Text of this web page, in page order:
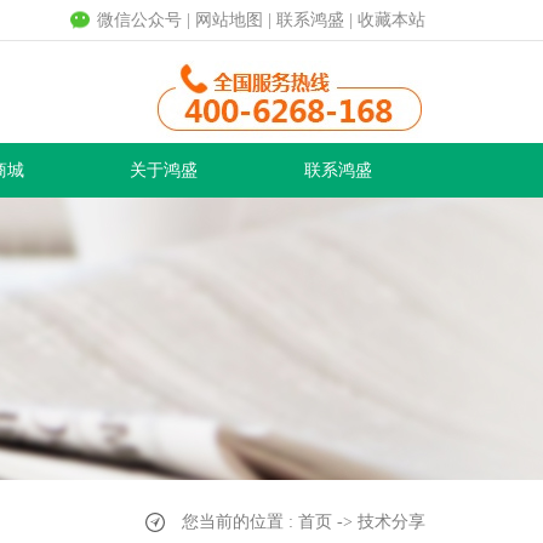
微信公众号 网站地图 联系鸿盛 收藏本站
城 关于鸿盛 联系鸿盛
您当前的位置 : 首页 -> 技术分享